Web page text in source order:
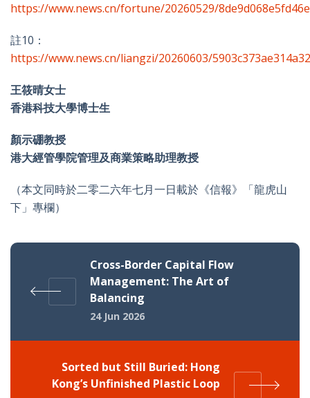
https://www.news.cn/fortune/20260529/
註10：
https://www.news.cn/liangzi/20260603/
王筱晴女士
香港科技大學博士生
顏示硼教授
港大經管學院管理及商業策略助理教授
（本文同時於二零二六年七月一日載於《信報》「龍虎山
下」專欄）
Cross-Border Capital Flow
Management: The Art of
Balancing
24 Jun 2026
Sorted but Still Buried: Hong
Kong’s Unfinished Plastic Loop